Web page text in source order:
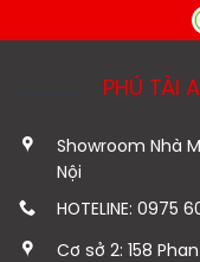
PHÚ TÀI
Showroom Nhà
Nội
HOTELINE: 0975
Cơ sở 2: 158